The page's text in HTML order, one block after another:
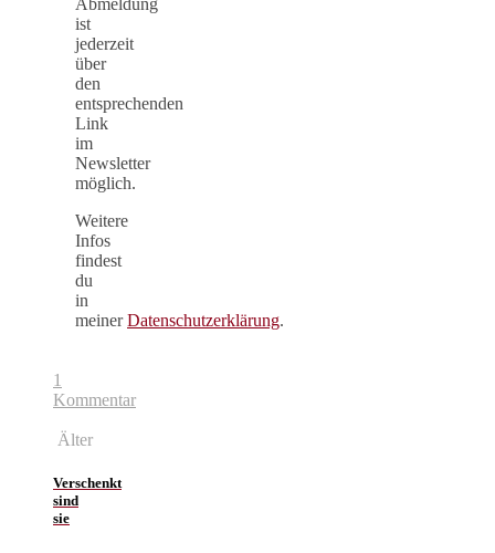
ist
jederzeit
über
den
entsprechenden
Link
im
Newsletter
möglich.
Weitere
Infos
findest
du
in
meinerDatenschutzerklärung.
1
Kommentar
Älter
Verschenkt
sind
sie